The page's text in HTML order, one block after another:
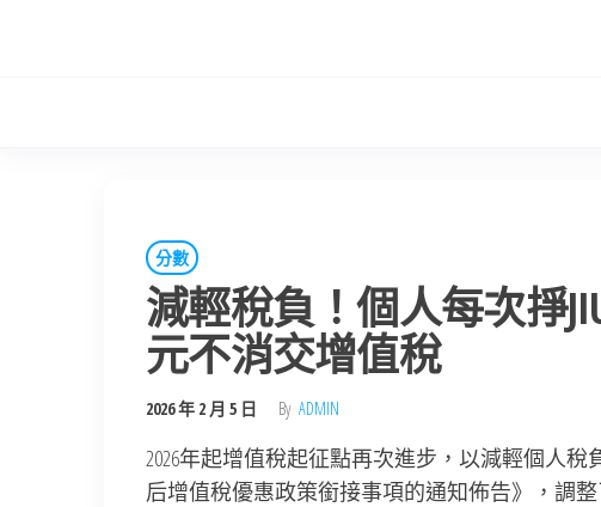
分數
減輕稅負！個人每次掙
元不消交增值稅
2026 年 2 月 5 日 By ADMIN
2026年起增值稅起征點再次進步，以減輕個人
后增值稅優惠政策銜接事項的通知佈告》，調